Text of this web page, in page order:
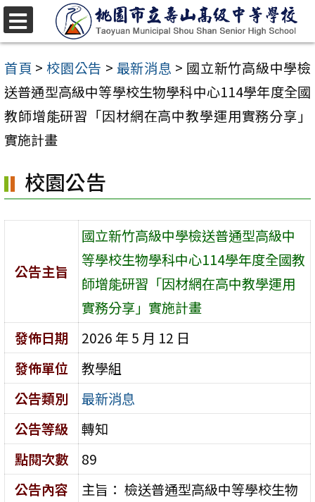
跳
至
主
要
內
容
首頁 > 校園公告 > 最新消息 > 國立新竹高級中學檢
送普通型高級中等學校生物學科中心114學年度全國
教師增能研習「因材網在高中教學運用實務分享」
實施計畫
校園公告
公告主旨
國立新竹高級中學檢送普通型高級中
等學校生物學科中心114學年度全國教
師增能研習「因材網在高中教學運用
實務分享」實施計畫
發佈日期
2026 年 5 月 12 日
發佈單位
教學組
公告類別
最新消息
公告等級
轉知
點閱次數
89
公告內容
主旨： 檢送普通型高級中等學校生物
選
單